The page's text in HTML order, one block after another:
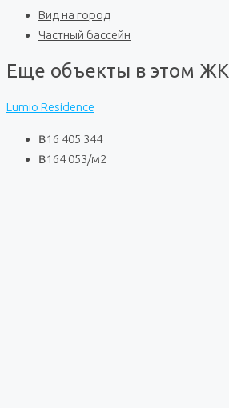
Вид на город
Частный бассейн
Еще объекты в этом ЖК
Lumio Residence
฿16 405 344
฿164 053/м2